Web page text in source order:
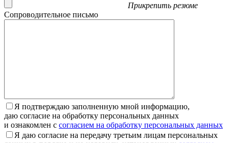
Прикрепить резюме
Сопроводительное письмо
Я подтверждаю заполненную мной информацию,
даю согласие на обработку персональных данных
и ознакомлен с согласием на обработку персональных данных
Я даю согласие на передачу третьим лицам персональных